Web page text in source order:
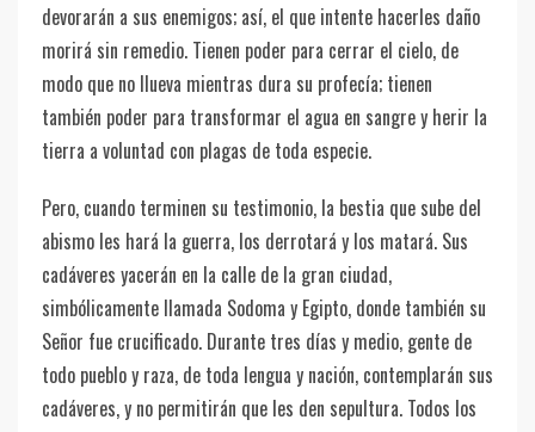
devorarán a sus enemigos; así, el que intente hacerles daño
morirá sin remedio. Tienen poder para cerrar el cielo, de
modo que no llueva mientras dura su profecía; tienen
también poder para transformar el agua en sangre y herir la
tierra a voluntad con plagas de toda especie.
Pero, cuando terminen su testimonio, la bestia que sube del
abismo les hará la guerra, los derrotará y los matará. Sus
cadáveres yacerán en la calle de la gran ciudad,
simbólicamente llamada Sodoma y Egipto, donde también su
Señor fue crucificado. Durante tres días y medio, gente de
todo pueblo y raza, de toda lengua y nación, contemplarán sus
cadáveres, y no permitirán que les den sepultura. Todos los